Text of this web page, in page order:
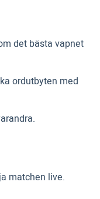
det bästa vapnet
ordutbyten med
matchen live.